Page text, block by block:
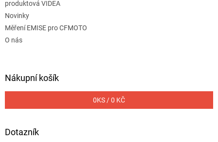
produktová VIDEA
Novinky
Měření EMISE pro CFMOTO
O nás
Nákupní košík
0KS /0 KČ
Dotazník